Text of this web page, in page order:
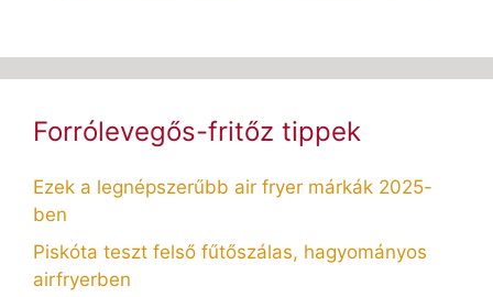
Forrólevegős-fritőz tippek
Ezek a legnépszerűbb air fryer márkák 2025-
ben
Piskóta teszt felső fűtőszálas, hagyományos
airfryerben